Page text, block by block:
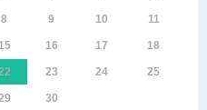
8 9 10 11
15 16 17 18
23 24 25
30